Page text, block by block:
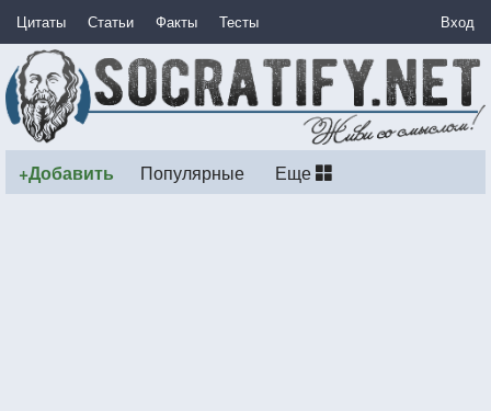
Цитаты Статьи Факты Тесты Вход
+Добавить Популярные Еще